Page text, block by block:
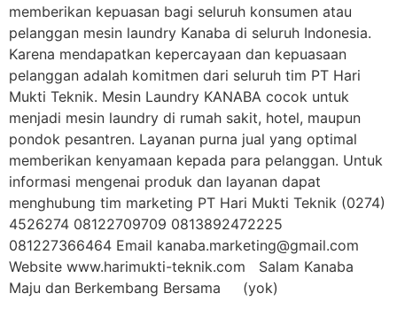
memberikan kepuasan bagi seluruh konsumen atau
pelanggan mesin laundry Kanaba di seluruh Indonesia.
Karena mendapatkan kepercayaan dan kepuasaan
pelanggan adalah komitmen dari seluruh tim PT Hari
Mukti Teknik. Mesin Laundry KANABA cocok untuk
menjadi mesin laundry di rumah sakit, hotel, maupun
pondok pesantren. Layanan purna jual yang optimal
memberikan kenyamaan kepada para pelanggan. Untuk
informasi mengenai produk dan layanan dapat
menghubung tim marketing PT Hari Mukti Teknik (0274)
4526274 08122709709 0813892472225
081227366464 Email kanaba.marketing@gmail.com
Website www.harimukti-teknik.com Salam Kanaba
Maju dan Berkembang Bersama (yok)